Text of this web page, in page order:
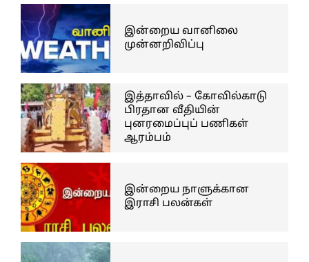
இன்றைய வானிலை
முன்னறிவிப்பு
இத்தாவில் – கோவில்காடு
பிரதான வீதியின்
புனரமைப்புப் பணிகள்
ஆரம்பம்
இன்றைய நாளுக்கான
இராசி பலன்கள்